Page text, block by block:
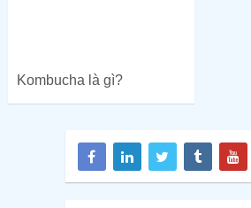
Kombucha là gì?